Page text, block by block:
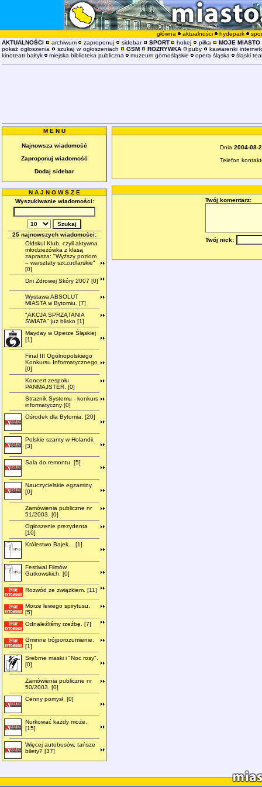
główna aktualności hydepark
AKTUALNOŚCI
archiwum zaproponuj sidebar SPORT hokej piłka
MOJE MIASTO
pokaż ogłoszenia
szukaj w ogłoszeniach GSM ROZRYWKA puby
kawiarenki
kinoteatr bałtyk
miejska biblioteka publiczna muzeum górnośląskie opera śląska śląski
M E N U
Najnowsza wiadomość
Zaproponuj wiadomość
Dodaj sidebar
N A J N O W S Z E
Wyszukiwanie wiadomości:
25 najnowszych wiadomości:
Oldskul Klub, czyli aktywna
młodzieżówka z klasą
zaprasza: "Wyższy poziom
– warsztaty szczudlarskie"
[0]
Dni Zdrowej Skóry 2007 [0]
Wystawa ABSOLUT
MIASTA w Bytomiu. [7]
"AKCJA SPRZĄTANIA
ŚWIATA" już blisko [1]
Mayday w Operze Śląskiej
[1]
Finał III Ogólnopolskiego
Konkursu Informatycznego
[0]
Koncert zespołu
PANMAJSTER. [0]
Straznik Systemu - konkurs
informatyczny [0]
Ośrodek dla Bytomia. [20]
Polskie szanty w Holandii.
[3]
Sala do remontu. [5]
Nauczycielskie egzaminy.
[0]
Zamówienia publiczne nr
51/2003. [0]
Ogłoszenie prezydenta
[10]
Królestwo Bajek... [1]
Festiwal Filmów
Gutkowskich. [0]
Rozwód ze związkiem. [11]
Morze lewego spirytusu.
[5]
Odnaleźliśmy rzeźbę. [7]
Gminne trójporozumienie.
[1]
Srebrne maski i "Noc rosy".
[0]
Zamówienia publiczne nr
50/2003. [0]
Cenny pomysł. [0]
Nurkować każdy może.
[15]
Więcej autobusów, tańsze
bilety? [37]
Dnia 2004-08-
Telefon
Twój komentarz:
Twój nick: